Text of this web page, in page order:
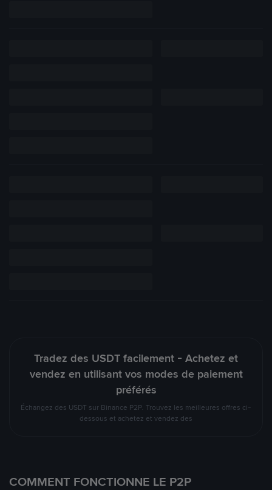
Tradez des USDT facilement - Achetez et
vendez en utilisant vos modes de paiement
préférés
Échangez des USDT sur Binance P2P. Trouvez les meilleures offres ci-
dessous et achetez et vendez des
COMMENT FONCTIONNE LE P2P